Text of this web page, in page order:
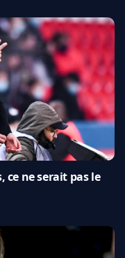
ce ne serait pas le